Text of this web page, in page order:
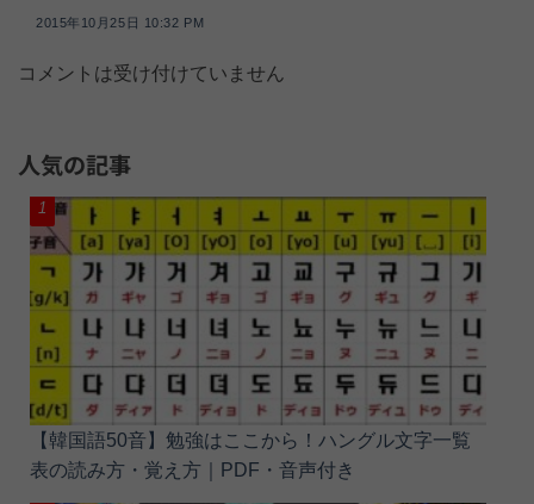
2015年10月25日 10:32 PM
コメントは受け付けていません
人気の記事
【韓国語50音】勉強はここから！ハングル文字一覧
表の読み方・覚え方｜PDF・音声付き